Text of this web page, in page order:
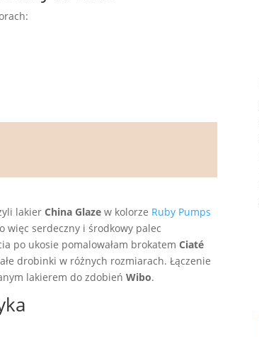
lakierChina Glaze w kolorze Ruby Pumps
więc serdeczny i środkowy palec
po ukosie pomalowałam brokatemCiaté
drobinki w różnych rozmiarach. Łączenie
lakierem do zdobieńWibo.